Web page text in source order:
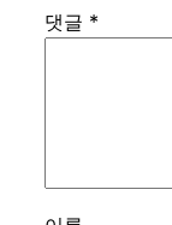
댓글 *